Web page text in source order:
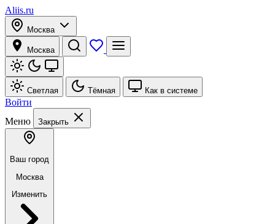
Aliis.ru
Москва
Москва
Светлая Тёмная Как в системе
Войти
Меню
Закрыть
Ваш город
Москва
Изменить